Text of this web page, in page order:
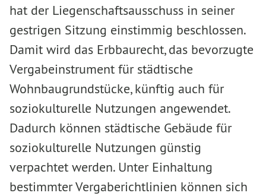
hat der Liegenschaftsausschuss in seiner
gestrigen Sitzung einstimmig beschlossen.
Damit wird das Erbbaurecht, das bevorzugte
Vergabeinstrument für städtische
Wohnbaugrundstücke, künftig auch für
soziokulturelle Nutzungen angewendet.
Dadurch können städtische Gebäude für
soziokulturelle Nutzungen günstig
verpachtet werden. Unter Einhaltung
bestimmter Vergaberichtlinien können sich